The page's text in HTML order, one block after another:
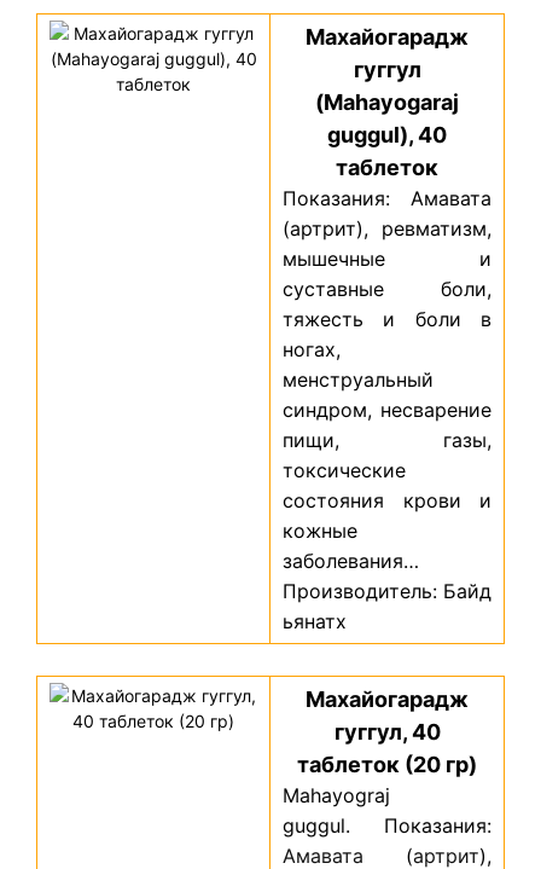
Махайогарадж
гуггул
(Mahayogaraj
guggul), 40
таблеток
Показания: Амавата
(артрит), ревматизм,
мышечные и
суставные боли,
тяжесть и боли в
ногах,
менструальный
синдром, несварение
пищи, газы,
токсические
состояния крови и
кожные
заболевания…
Производитель: Байд
ьянатх
Махайогарадж
гуггул, 40
таблеток (20 гр)
Mahayograj
guggul. Показания:
Амавата (артрит),